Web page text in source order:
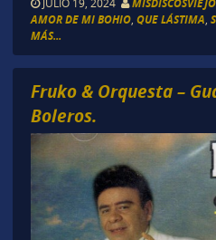
AMOR DE MI BOHIO, QUE LÁSTIMA
MÁS...
Fruko & Orquesta –
Boleros.